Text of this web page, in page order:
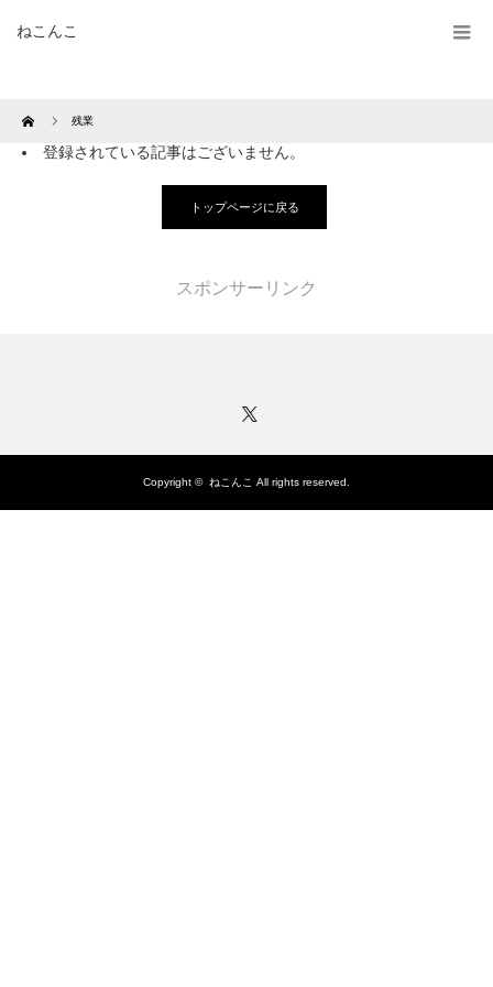
ねこんこ
Home 残業
登録されている記事はございません。
トップページに戻る
スポンサーリンク
Copyright © ねこんこ All rights reserved.